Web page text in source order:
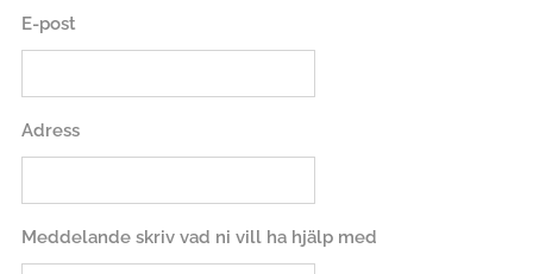
E-post
Adress
Meddelande skriv vad ni vill ha hjälp med